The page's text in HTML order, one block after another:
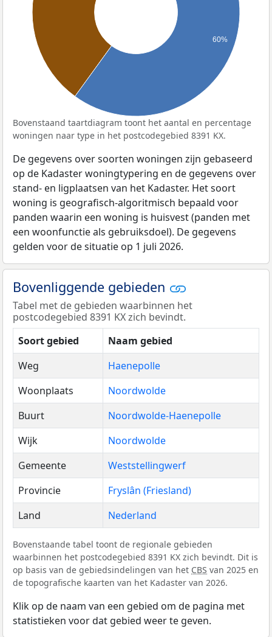
60%
Bovenstaand taartdiagram toont het aantal en percentage
woningen naar type in het postcodegebied 8391 KX.
De gegevens over soorten woningen zijn gebaseerd
op de Kadaster woningtypering en de gegevens over
stand- en ligplaatsen van het Kadaster. Het soort
woning is geografisch-algoritmisch bepaald voor
panden waarin een woning is huisvest (panden met
een woonfunctie als gebruiksdoel). De gegevens
gelden voor de situatie op 1 juli 2026.
Bovenliggende gebieden
Tabel met de gebieden waarbinnen het
postcodegebied 8391 KX zich bevindt.
Soort gebied
Naam gebied
Weg
Haenepolle
Woonplaats
Noordwolde
Buurt
Noordwolde-Haenepolle
Wijk
Noordwolde
Gemeente
Weststellingwerf
Provincie
Fryslân (Friesland)
Land
Nederland
Bovenstaande tabel toont de regionale gebieden
waarbinnen het postcodegebied 8391 KX zich bevindt. Dit is
op basis van de gebiedsindelingen van het CBS van 2025 en
de topografische kaarten van het Kadaster van 2026.
Klik op de naam van een gebied om de pagina met
statistieken voor dat gebied weer te geven.